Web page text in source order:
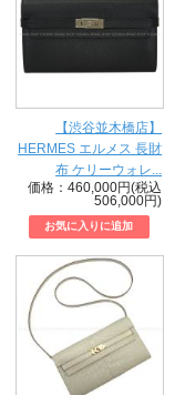
【渋谷並木橋店】
HERMES エルメス 長財
布 ケリーウォレ...
価格：460,000円(税込
506,000円)